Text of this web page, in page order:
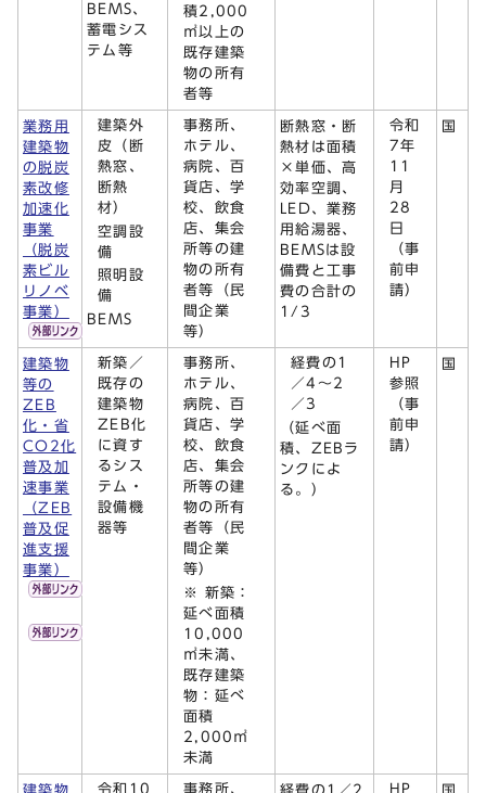
BEMS、
蓄電シス
テム等
積2,000
㎡以上の
既存建築
物の所有
者等
業務用
建築物
の脱炭
素改修
加速化
事業
（脱炭
素ビル
リノベ
事業）
建築外
皮（断
熱窓、
断熱
材）
空調設
備
照明設
備
BEMS
事務所、
ホテル、
病院、百
貨店、学
校、飲食
店、集会
所等の建
物の所有
者等（民
間企業
等）
断熱窓・断
熱材は面積
×単価、高
効率空調、
LED、業務
用給湯器、
BEMSは設
備費と工事
費の合計の
1/3
令和
7年
11
月
28
日
（事
前申
請）
国
建築物
等の
ZEB
化・省
CO2化
普及加
速事業
（ZEB
普及促
進支援
事業）
新築／
既存の
建築物
ZEB化
に資す
るシス
テム・
設備機
器等
事務所、
ホテル、
病院、百
貨店、学
校、飲食
店、集会
所等の建
物の所有
者等（民
間企業
等）
※ 新築：
延べ面積
10,000
㎡未満、
既存建築
物：延べ
面積
2,000㎡
未満
経費の1
／4～2
／3
（延べ面
積、ZEBラ
ンクによ
る。）
HP
参照
（事
前申
請）
国
建築物 令和10 事務所、 経費の1／2 HP 国